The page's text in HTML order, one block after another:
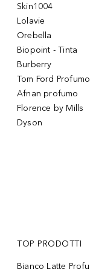
Skin1004
Lolavie
Orebella
Biopoint - Tinta
Burberry
Tom Ford Profumo
Afnan profumo
Florence by Mills
Dyson
TOP PRODOTTI
Bianco Latte